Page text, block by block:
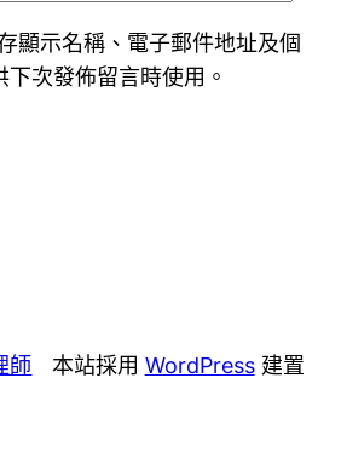
顯示名稱、電子郵件地址及個
次發佈留言時使用。
師 本站採用 WordPress建置